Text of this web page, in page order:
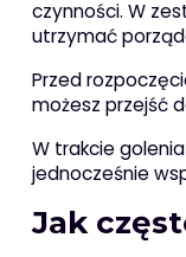
czynności. W
utrzymać
Przed
możesz przejść
W trakcie
jednocześnie
Jak